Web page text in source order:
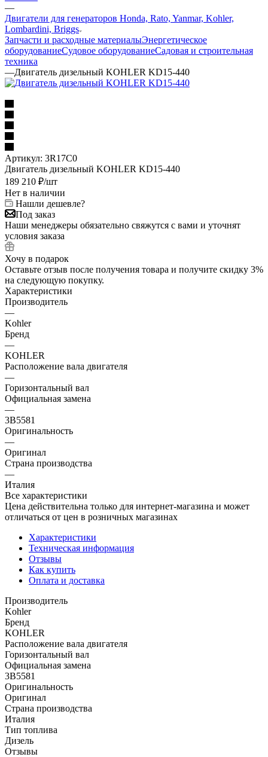
—
Двигатели для генераторов Honda, Rato, Yanmar, Kohler,
Lombardini, Briggs
Запчасти и расходные материалыЭнергетическое
оборудованиеСудовое оборудованиеСадовая и строительная
техника
—Двигатель дизельный KOHLER KD15-440
Артикул: 3R17C0
Двигатель дизельный KOHLER KD15-440
189 210 ₽/шт
Нет в наличии
Нашли дешевле?
Под заказ
Наши менеджеры обязательно свяжутся с вами и уточнят
условия заказа
Хочу в подарок
Оставьте отзыв после получения товара и получите скидку 3%
на следующую покупку.
Характеристики
Производитель
—
Kohler
Бренд
—
KOHLER
Расположение вала двигателя
—
Горизонтальный вал
Официальная замена
—
3B5581
Оригинальность
—
Оригинал
Страна производства
—
Италия
Все характеристики
Цена действительна только для интернет-магазина и может
отличаться от цен в розничных магазинах
Характеристики
Техническая информация
Отзывы
Как купить
Оплата и доставка
Производитель
Kohler
Бренд
KOHLER
Расположение вала двигателя
Горизонтальный вал
Официальная замена
3B5581
Оригинальность
Оригинал
Страна производства
Италия
Тип топлива
Дизель
Отзывы